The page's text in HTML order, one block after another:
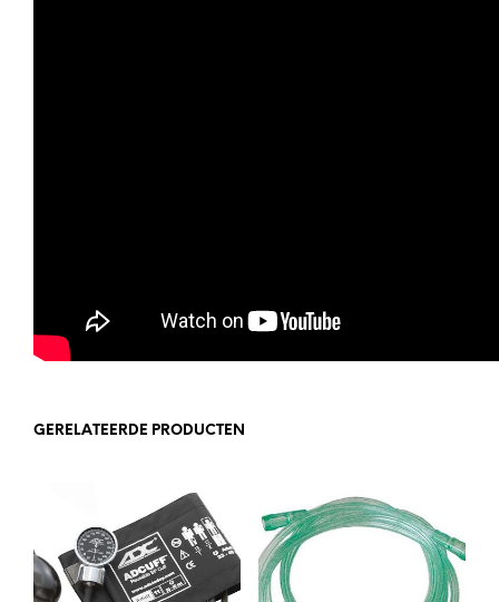
GERELATEERDE PRODUCTEN